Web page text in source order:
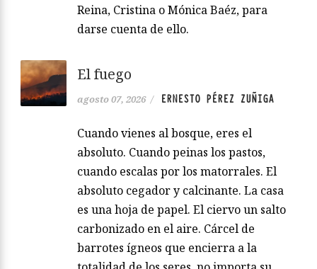
Reina, Cristina o Mónica Baéz, para
darse cuenta de ello.
El fuego
agosto 07, 2026 / ERNESTO PÉREZ ZUÑIGA
Cuando vienes al bosque, eres el
absoluto. Cuando peinas los pastos,
cuando escalas por los matorrales. El
absoluto cegador y calcinante. La casa
es una hoja de papel. El ciervo un salto
carbonizado en el aire. Cárcel de
barrotes ígneos que encierra a la